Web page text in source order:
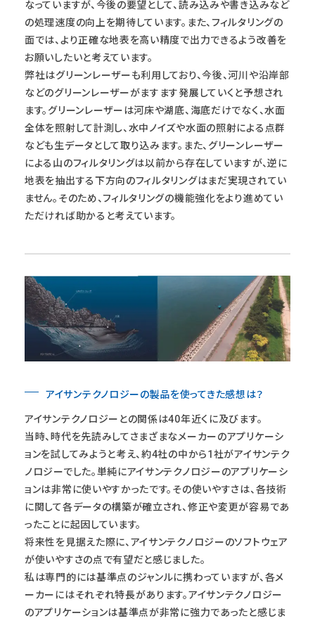
なっていますが、今後の要望として、読み込みや書き込みなど
の処理速度の向上を期待しています。また、フィルタリングの
面では、より正確な地表を高い精度で出力できるよう改善を
お願いしたいと考えています。
弊社はグリーンレーザーも利用しており、今後、河川や沿岸部
などのグリーンレーザーがますます発展していくと予想され
ます。グリーンレーザーは河床や湖底、海底だけでなく、水面
全体を照射して計測し、水中ノイズや水面の照射による点群
なども生データとして取り込みます。また、グリーンレーザー
による山のフィルタリングは以前から存在していますが、逆に
地表を抽出する下方向のフィルタリングはまだ実現されてい
ません。そのため、フィルタリングの機能強化をより進めてい
ただければ助かると考えています。
アイサンテクノロジーの製品を使ってきた感想は？
アイサンテクノロジーとの関係は40年近くに及びます。
当時、時代を先読みしてさまざまなメーカーのアプリケーシ
ョンを試してみようと考え、約4社の中から1社がアイサンテク
ノロジーでした。単純にアイサンテクノロジーのアプリケーシ
ョンは非常に使いやすかったです。その使いやすさは、各技術
に関して各データの構築が確立され、修正や変更が容易であ
ったことに起因しています。
将来性を見据えた際に、アイサンテクノロジーのソフトウェア
が使いやすさの点で有望だと感じました。
私は専門的には基準点のジャンルに携わっていますが、各メ
ーカーにはそれぞれ特長があります。アイサンテクノロジー
のアプリケーションは基準点が非常に強力であったと感じま